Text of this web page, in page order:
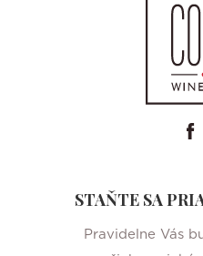
STAŇTE SA
Pravidelne Vás